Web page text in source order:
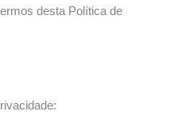
desta Política de